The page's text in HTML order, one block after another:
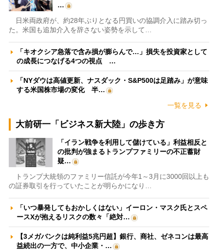
…
日米両政府が、約28年ぶりとなる円買いの協調介入に踏み切っ
た。米国も追加介入を辞さない姿勢を示して…
「キオクシア急落で含み損が膨らんで…」損失を投資家として
の成長につなげる4つの視点 …
「NYダウは高値更新、ナスダック・S&P500は足踏み」が意味
する米国株市場の変化 半…
一覧を見る
大前研一「ビジネス新大陸」の歩き方
「イラン戦争を利用して儲けている」利益相反と
の批判が強まるトランプファミリーの不正蓄財
疑…
トランプ大統領のファミリー信託が今年1～3月に3000回以上も
の証券取引を行っていたことが明らかになり…
「いつ暴発してもおかしくはない」イーロン・マスク氏とスペ
ースXが抱えるリスクの数々「絶対…
【3メガバンクは純利益5兆円超】銀行、商社、ゼネコンは最高
益続出の一方で、中小企業・…